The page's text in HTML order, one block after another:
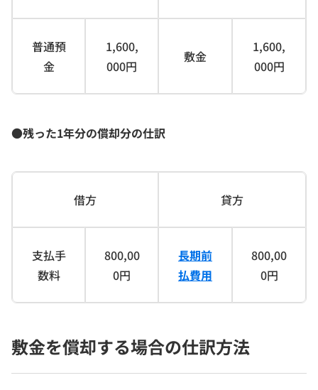
普通預
金
1,600,
000円
敷金
1,600,
000円
●残った1年分の償却分の仕訳
借方 貸方
支払手
数料
800,00
0円
長期前
払費用
800,00
0円
敷金を償却する場合の仕訳方法